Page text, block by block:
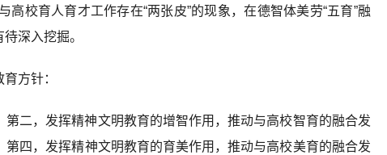
校育人育才工作存在“两张皮”的现象，在德智体美劳“五育”融
深入挖掘。
方针：
二，发挥精神文明教育的增智作用，推动与高校智育的融合发
四，发挥精神文明教育的育美作用，推动与高校美育的融合发